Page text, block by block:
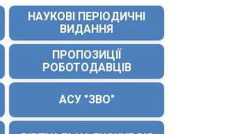
НАУКОВІ ПЕРІОДИЧНІ
ВИДАННЯ
ПРОПОЗИЦІЇ
РОБОТОДАВЦІВ
АСУ "ЗВО"